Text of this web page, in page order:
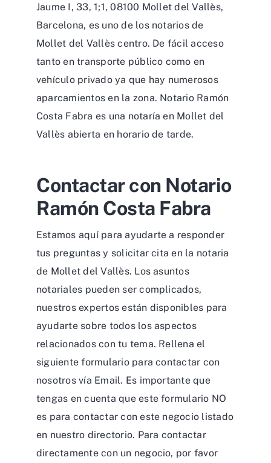
Jaume I, 33, 1;1, 08100 Mollet del Vallès,
Barcelona, es uno de los notarios de
Mollet del Vallès centro. De fácil acceso
tanto en transporte público como en
vehículo privado ya que hay numerosos
aparcamientos en la zona. Notario Ramón
Costa Fabra es una notaría en Mollet del
Vallès abierta en horario de tarde.
Contactar con Notario
Ramón Costa Fabra
Estamos aquí para ayudarte a responder
tus preguntas y solicitar cita en la notaria
de Mollet del Vallès. Los asuntos
notariales pueden ser complicados,
nuestros expertos están disponibles para
ayudarte sobre todos los aspectos
relacionados con tu tema. Rellena el
siguiente formulario para contactar con
nosotros vía Email. Es importante que
tengas en cuenta que este formulario NO
es para contactar con este negocio listado
en nuestro directorio. Para contactar
directamente con un negocio, por favor